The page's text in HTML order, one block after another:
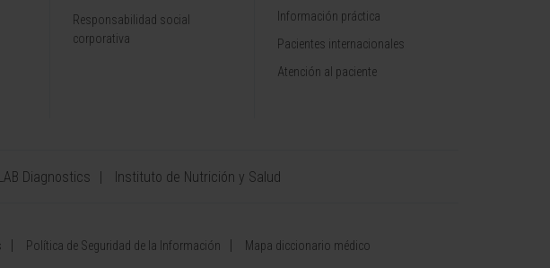
Responsabilidad social
corporativa
Información práctica
Pacientes internacionales
Atención al paciente
Diagnostics Instituto de Nutrición y Salud
Política de Seguridad de la Información Mapa diccionario médico